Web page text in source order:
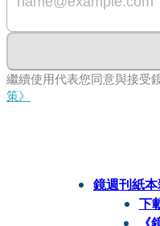
繼續使用代表您同意與接受
策》
鏡週刊紙
下